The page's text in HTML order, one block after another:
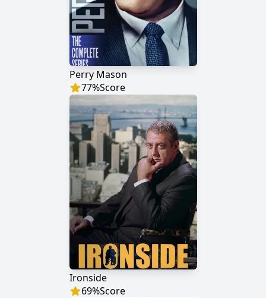
Perry Mason
77%Score
Ironside
69%Score